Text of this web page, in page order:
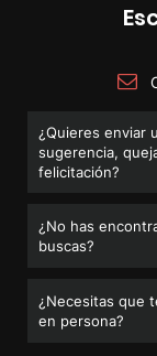
¿Quieres enviar
sugerencia,
felicitación?
¿No has
buscas?
¿Necesitas que
en persona?